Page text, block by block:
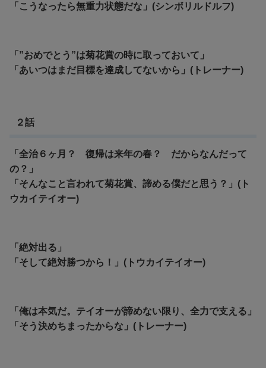
「こうなったら無重力状態だな」(シンボリルドルフ)
「”おめでとう”は菊花賞の時に取っておいて」
「あいつはまだ目標を達成してないから」(トレーナー)
２話
「全治６ヶ月？ 復帰は来年の春？ だからなんだって
の？」
「そんなこと言われて菊花賞、諦める僕だと思う？」(ト
ウカイテイオー)
「絶対出る」
「そして絶対勝つから！」(トウカイテイオー)
「俺は本気だ。テイオーが諦めない限り、全力で支える」
「そう決めちまったからな」(トレーナー)